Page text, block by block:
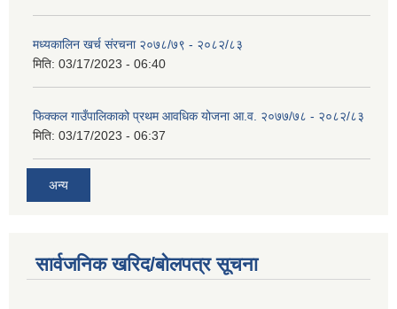
मध्यकालिन खर्च संरचना २०७८/७९ - २०८२/८३
मिति: 03/17/2023 - 06:40
फिक्कल गाउँपालिकाको प्रथम आवधिक योजना आ.व. २०७७/७८ - २०८२/८३
मिति: 03/17/2023 - 06:37
अन्य
सार्वजनिक खरिद/बोलपत्र सूचना